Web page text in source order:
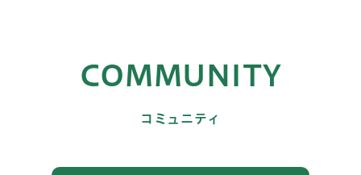
COMMUNITY
コミュニティ